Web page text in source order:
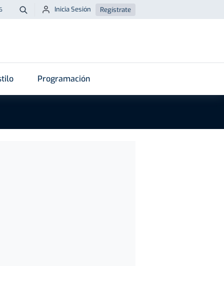
Buscar
Inicia Sesión Regístrate
Programación